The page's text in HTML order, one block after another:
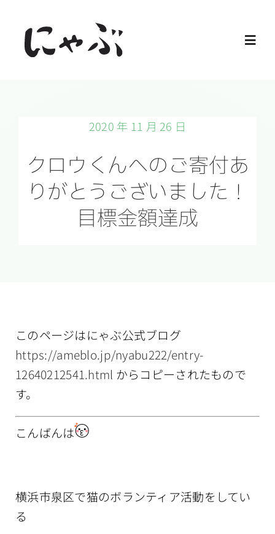
content
譲渡会
2020 年 11 月 26 日
クロウくんへのご寄付あ
りがとうございました！
目標金額達成
このページはにゃぶ公式ブログ
https://ameblo.jp/nyabu222/entry-
12640212541.html からコピーされたもので
す。
こんばんは
横浜市泉区で猫のボランティア活動をしてい
る